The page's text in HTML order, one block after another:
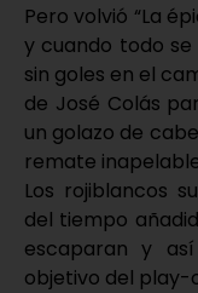
Pero volvió “La
y cuando todo
sin goles en el
de José Colás
un golazo de
remate
Los rojiblancos
del tiempo
escaparan y
objetivo del play-